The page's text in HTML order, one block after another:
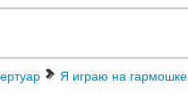
Я играю на гармошке